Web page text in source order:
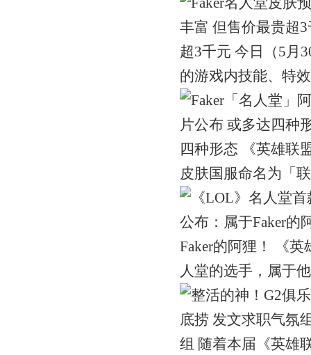
超3千元 今日（5月
的游戏内技能、特
四种形态 《英雄联
皮肤国服命名为「
Faker的阿狸！ 《
人堂的选手，属于
组 随着本届《英雄